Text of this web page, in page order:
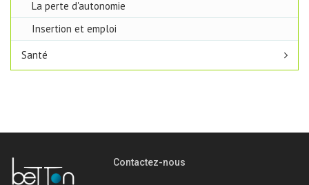
La perte d'autonomie
Insertion et emploi
Santé
Contactez-nous